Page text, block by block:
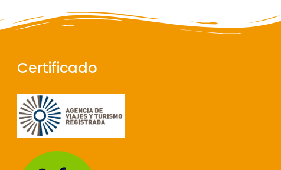
Certificado